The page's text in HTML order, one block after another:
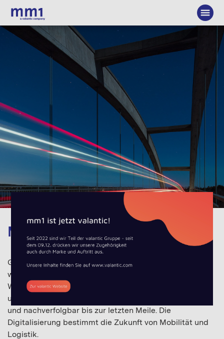
Mobility
Globalisierung und wachsender Wohlstand sorgen
weltweit für anhaltendes Wachstum im Personen- und
Warenverkehr. Individualverkehr wird vernetzt, autonom
und elektrifiziert. Warenverkehr wird immer kleinteiliger
und nachverfolgbar bis zur letzten Meile. Die
Digitalisierung bestimmt die Zukunft von Mobilität und
Logistik.